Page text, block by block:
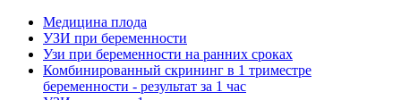
Медицина плода
УЗИ при беременности
Узи при беременности на ранних сроках
Комбинированный скрининг в 1 триместре
беременности - результат за 1 час